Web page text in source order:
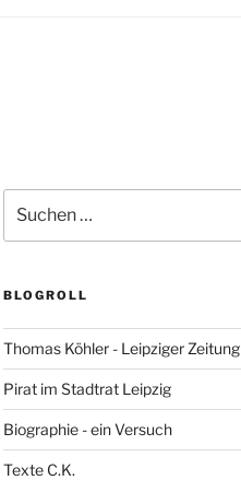
nach:
BLOGROLL
Thomas Köhler - Leipziger Zeitung
Pirat im Stadtrat Leipzig
Biographie - ein Versuch
Texte C.K.